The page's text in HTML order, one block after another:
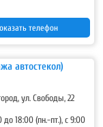
телефон
автостекол)
ул. Свободы, 22
до 18:00 (пн.-пт.), с 9:00